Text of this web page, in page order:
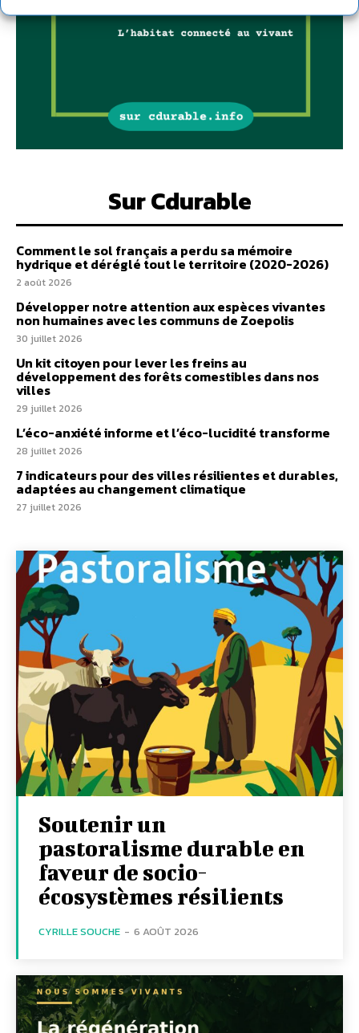
Sur Cdurable
Comment le sol français a perdu sa mémoire
hydrique et déréglé tout le territoire (2020-2026)
2 août 2026
Développer notre attention aux espèces vivantes
non humaines avec les communs de Zoepolis
30 juillet 2026
Un kit citoyen pour lever les freins au
développement des forêts comestibles dans nos
villes
29 juillet 2026
L’éco-anxiété informe et l’éco-lucidité transforme
28 juillet 2026
7 indicateurs pour des villes résilientes et durables,
adaptées au changement climatique
27 juillet 2026
Soutenir un
pastoralisme durable en
faveur de socio-
écosystèmes résilients
CYRILLE SOUCHE - 6 AOÛT 2026